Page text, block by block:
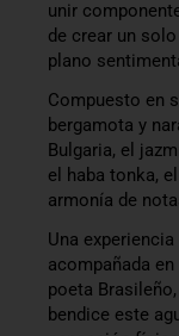
unir
de crear un
plano
Compuesto en
bergamota y
Bulgaria, el
el haba tonka,
armonía de
Una
acompañada
poeta
bendice este